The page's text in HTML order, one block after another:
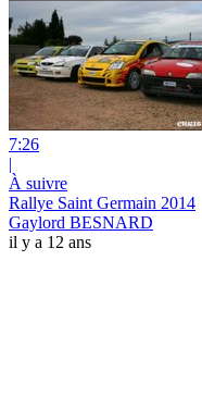
7:26
|
À suivre
Rallye Saint Germain 2014
Gaylord BESNARD
il y a 12 ans